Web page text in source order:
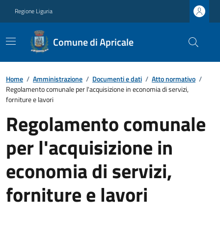
Regione Liguria
Comune di Apricale
Home / Amministrazione / Documenti e dati / Atto normativo /
Regolamento comunale per l'acquisizione in economia di servizi,
forniture e lavori
Regolamento comunale
per l'acquisizione in
economia di servizi,
forniture e lavori